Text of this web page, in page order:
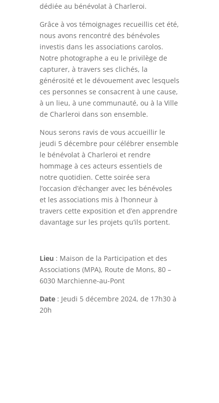
dédiée au bénévolat à Charleroi.
Grâce à vos témoignages recueillis cet été,
nous avons rencontré des bénévoles
investis dans les associations carolos.
Notre photographe a eu le privilège de
capturer, à travers ses clichés, la
générosité et le dévouement avec lesquels
ces personnes se consacrent à une cause,
à un lieu, à une communauté, ou à la Ville
de Charleroi dans son ensemble.
Nous serons ravis de vous accueillir le
jeudi 5 décembre pour célébrer ensemble
le bénévolat à Charleroi et rendre
hommage à ces acteurs essentiels de
notre quotidien. Cette soirée sera
l’occasion d’échanger avec les bénévoles
et les associations mis à l’honneur à
travers cette exposition et d’en apprendre
davantage sur les projets qu’ils portent.
Lieu : Maison de la Participation et des
Associations (MPA), Route de Mons, 80 –
6030 Marchienne-au-Pont
Date: Jeudi 5 décembre 2024, de 17h30 à
20h